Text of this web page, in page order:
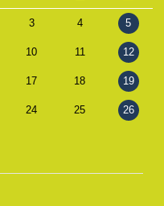
3 4 5
10 11 12
17 18 19
24 25 26